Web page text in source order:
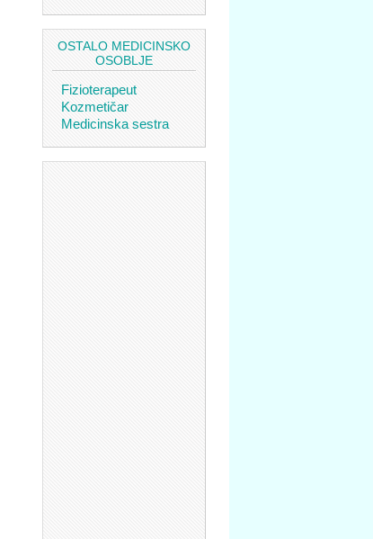
OSTALO MEDICINSKO
OSOBLJE
Fizioterapeut
Kozmetičar
Medicinska sestra